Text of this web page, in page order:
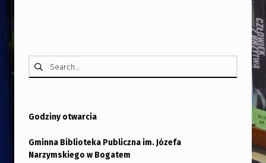
Szukaj:
Godziny otwarcia
Gminna Biblioteka Publiczna im. Józefa
Narzymskiego w Bogatem